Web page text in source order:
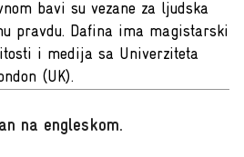
bavi su vezane za ljudska
pravdu. Dafina ima magistarski
i medija sa Univerziteta
(UK).
na engleskom.